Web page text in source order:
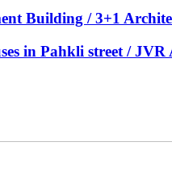
Building / 3+1
in Pahkli street /